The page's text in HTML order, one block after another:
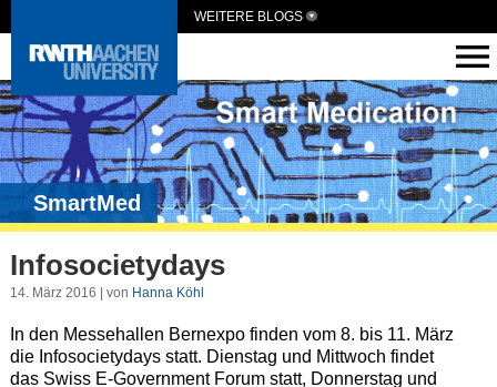
WEITERE BLOGS
SmartMed
Infosocietydays
14. März 2016 | von Hanna Köhl
In den Messehallen Bernexpo finden vom 8. bis 11. März
die Infosocietydays statt. Dienstag und Mittwoch findet
das Swiss E-Government Forum statt, Donnerstag und